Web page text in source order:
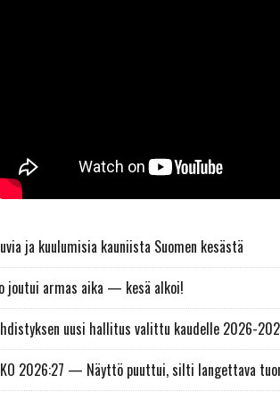
ja kuulumisia kauniista Suomen kesästä
joutui armas aika — kesä alkoi!
uusi hallitus valittu kaudelle 2026-
2026:27 — Näyttö puuttui, silti langettava